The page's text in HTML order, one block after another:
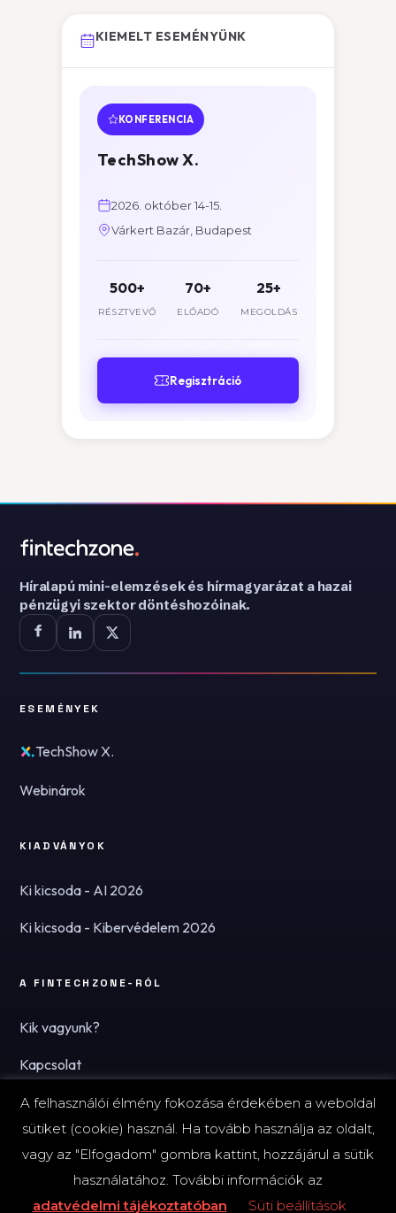
KIEMELT ESEMÉNYÜNK
KONFERENCIA
TechShow X.
2026. október 14-15.
Várkert Bazár, Budapest
500+
RÉSZTVEVŐ
70+
ELŐADÓ
25+
MEGOLDÁS
Regisztráció
Híralapú mini-elemzések és hírmagyarázat a hazai
pénzügyi szektor döntéshozóinak.
ESEMÉNYEK
TechShow X.
Webinárok
KIADVÁNYOK
Ki kicsoda - AI 2026
Ki kicsoda - Kibervédelem 2026
A FINTECHZONE-RÓL
Kik vagyunk?
Kapcsolat
Hírlevél
© 2026 FinTechZone.hu - A FinTech Group Kft.
A felhasználói élmény fokozása érdekében a weboldal
sütiket (cookie) használ. Ha tovább használja az oldalt,
vagy az "Elfogadom" gombra kattint, hozzájárul a sütik
használatához. További információk az
adatvédelmi tájékoztatóban
Süti beállítások